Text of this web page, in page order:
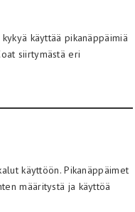
käyttää pikanäppäimiä
siirtymästä eri
käyttöön. Pikanäppäimet
määritystä ja käyttöä